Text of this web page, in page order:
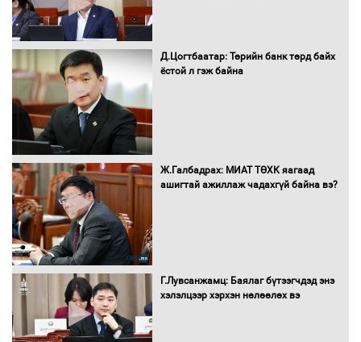
16 төрлийн эмийг нэг эх үүсвэрээс
Бүх шатанд хэмнэлтийн горимд
шилжиж, найр наадам, зөвлөгөөн,
Д.Цогтбаатар: Төрийн банк төрд байх
ёстой л гэж байна
Ж.Галбадрах: МИАТ ТӨХК яагаад
ашигтай ажиллаж чадахгүй байна вэ?
Г.Лувсанжамц: Баялаг бүтээгчдэд энэ
хэлэлцээр хэрхэн нөлөөлөх вэ